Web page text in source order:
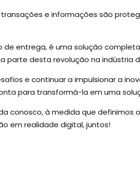
e informações são
de entrega, é uma solução
parte desta revolução na indústria
e continuar a impulsionar a
para transformá-la em uma
conosco, à medida que definimos
em realidade digital, juntos!